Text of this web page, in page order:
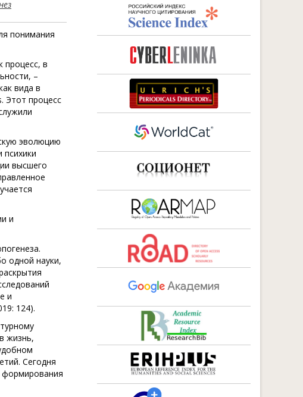
понимания
процесс, в
–
вида в
Этот процесс
эволюцию
высшего
и
одной науки,
и
124).
жизнь,
Сегодня
формирования